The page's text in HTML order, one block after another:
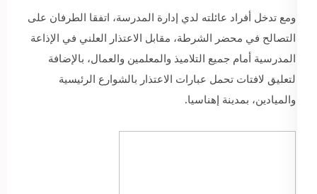
ومع تدخل أفراد عائلته لدي إدارة المدرسة، اتفقا الطرفان على
التصالح في محضر الشرطة، مقابل الاعتذار العلني في الإذاعة
المدرسية أمام جميع التلاميذ والمعلمين والعمال، بالإضافة
لتعليق لافتات تحمل عبارات الاعتذار بالشوارع الرئيسية
والميادين، بمدينة إهناسيا.